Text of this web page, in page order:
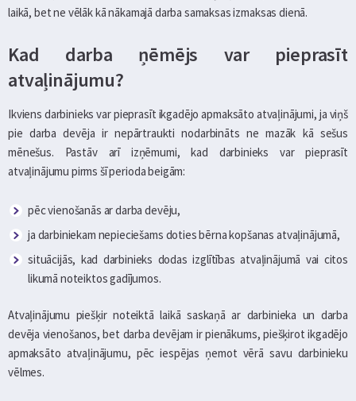
laikā, bet ne vēlāk kā nākamajā darba samaksas izmaksas dienā.
Kad darba ņēmējs var pieprasīt
atvaļinājumu?
Ikviens darbinieks var pieprasīt ikgadējo apmaksāto atvaļinājumi, ja viņš
pie darba devēja ir nepārtraukti nodarbināts ne mazāk kā sešus
mēnešus. Pastāv arī izņēmumi, kad darbinieks var pieprasīt
atvaļinājumu pirms šī perioda beigām:
pēc vienošanās ar darba devēju,
ja darbiniekam nepieciešams doties bērna kopšanas atvaļinājumā,
situācijās, kad darbinieks dodas izglītības atvaļinājumā vai citos
likumā noteiktos gadījumos.
Atvaļinājumu piešķir noteiktā laikā saskaņā ar darbinieka un darba
devēja vienošanos, bet darba devējam ir pienākums, piešķirot ikgadējo
apmaksāto atvaļinājumu, pēc iespējas ņemot vērā savu darbinieku
vēlmes.